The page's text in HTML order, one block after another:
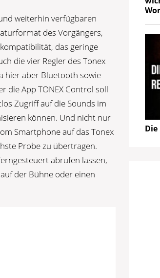
weiterhin verfügbaren
des Vorgängers,
das geringe
die vier Regler des Tonex
hier aber Bluetooth sowie
die App TONEX Control soll
Zugriff auf die Sounds im
können. Und nicht nur
Smartphone auf das Tonex
Probe zu übertragen.
abrufen lassen,
der Bühne oder einen
Die